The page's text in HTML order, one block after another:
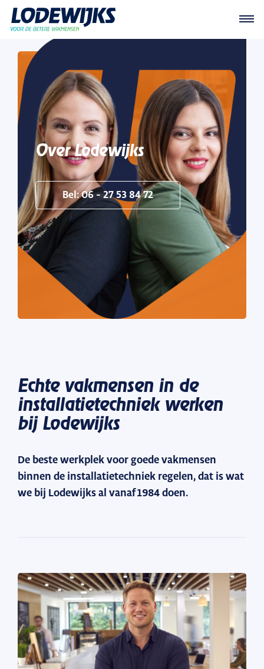
Over Lodewijks
Bel: 06 - 27 53 84 72
Echte vakmensen in de
installatietechniek werken
bij Lodewijks
De beste werkplek voor goede vakmensen
binnen de installatietechniek regelen, dat is wat
we bij Lodewijks al vanaf 1984 doen.